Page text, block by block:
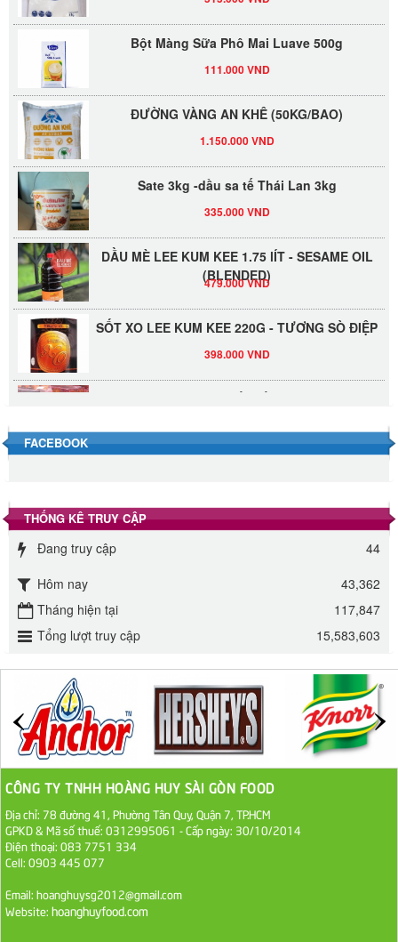
Bột Màng Sữa Phô Mai Luave 500g
ĐƯỜNG VÀNG AN KHÊ (50KG/BAO)
Sate 3kg -dầu sa tế Thái Lan 3kg
DẦU MÈ LEE KUM KEE 1.75 lÍT - SESAME OIL
(BLENDED)
479.000 VND
SỐT XO LEE KUM KEE 220G - TƯƠNG SÒ ĐIỆP
Đường Thốt Nốt 1kg
Đường phèn hạt Long An 500g
Đường phèn Long An bao 10kg
Đường mía thiên nhiên Biên Hòa gói 1kg
ĐƯỜNG SẠCH CÔ BA BIÊN HÒA 1KG
27.000 VND
Đường cát trắng An Khê bao 50kg
1.100.000 VND
Sa Tế Tôm Cholimex PET Hũ 450g
Ớt Sa Tế Cholimex Hũ Thuỷ Tinh 150g
FACEBOOK
THỐNG KÊ TRUY CẬP
Đang truy cập
44
Hôm nay
43,362
Tháng hiện tại
117,847
Tổng lượt truy cập
15,583,603
CÔNG TY TNHH HOÀNG HUY SÀI GÒN FOOD
Địa chỉ: 78 đường 41, Phường Tân Quy, Quận 7, TP.HCM
GPKD & Mã số thuế: 0312995061 - Cấp ngày: 30/10/2014
Điện thoại: 083 7751 334
Cell: 0903 445 077
Email: hoanghuysg2012@gmail.com
Website: hoanghuyfood.com